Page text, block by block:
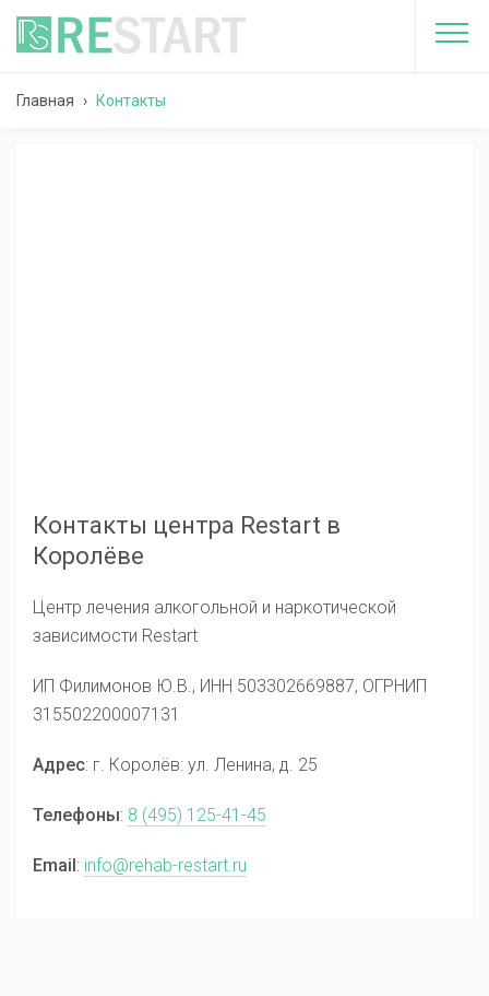
Главная › Контакты
Контакты центра Restart в
Королёве
Центр лечения алкогольной и наркотической
зависимости Restart
ИП Филимонов Ю.В., ИНН 503302669887, ОГРНИП
315502200007131
Адрес: г. Королёв: ул. Ленина, д. 25
Телефоны: 8 (495) 125-41-45
Email: info@rehab-restart.ru